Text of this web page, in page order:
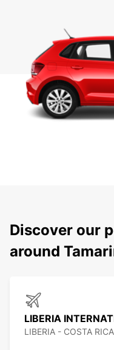
Discover our
around
LIBERIA
LIBERIA - COSTA RICA